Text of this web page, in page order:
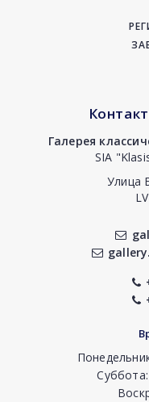
Галерея
SIA
Улица